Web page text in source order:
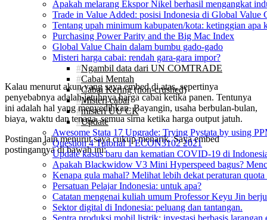
Apakah melarang Ekspor Nikel berhasil mengangkat
Trade in Value Added: posisi Indonesia di Global Value
Tentang upah minimum kabupaten/kota: ketinggian apa
Purchasing Power Parity and the Big Mac Index
Global Value Chain dalam bumbu gado-gado
Misteri harga cabai: rendah gara-gara impor?
Ngambil data dari UN COMTRADE
Cabai Mentah
Cabai Kering (non-crushed)
Misteri cabai
misteri UU CK
Update
Awesome Stata 17 Upgrade: Trying Pystata by using
Question 4 Tutorial 1 ECON3102 2021
Update kasus baru dan kematian COVID-19 di
Apakah Blackwidow V3 Mini Hyperspeed bagus?
Kenapa gula mahal? Melihat lebih dekat peraturan
Persatuan Pelajar Indonesia: untuk apa?
Catatan mengenai kuliah umum Professor Keyu Jin
Sektor digital di Indonesia: peluang dan tantangan.
Sentra produksi mobil listrik: investasi berbasis larangan
Kalau menurut akun yang saya embed di atas, sepertinya
penyebabnya adalah jatuhnya harga cabai ketika panen. Tentunya
ini adalah hal yang menyedihkan. Bayangin, usaha berbulan-bulan,
biaya, waktu dan tenaga, semua sirna ketika harga output jatuh.
Postingan lain menurut saya cukup menarik. Saya embed
postingannya di bawah ini: